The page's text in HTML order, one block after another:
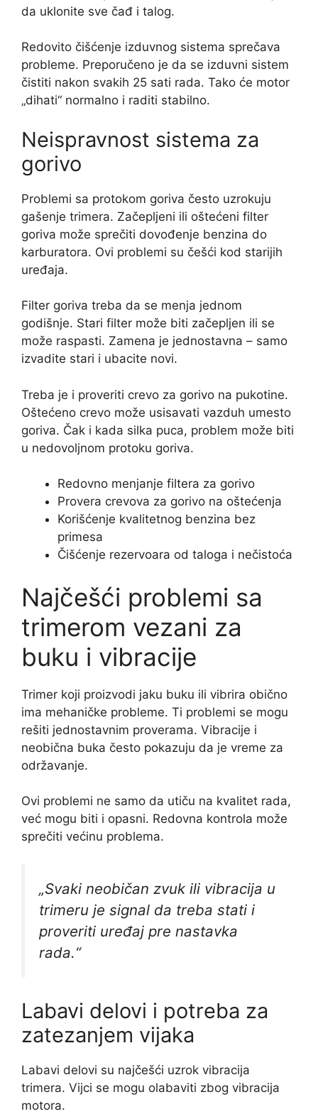
da uklonite sve čađ i talog.
Redovito čišćenje izduvnog sistema sprečava
probleme. Preporučeno je da se izduvni sistem
čistiti nakon svakih 25 sati rada. Tako će motor
„dihati“ normalno i raditi stabilno.
Neispravnost sistema za
gorivo
Problemi sa protokom goriva često uzrokuju
gašenje trimera. Začepljeni ili oštećeni filter
goriva može sprečiti dovođenje benzina do
karburatora. Ovi problemi su češći kod starijih
uređaja.
Filter goriva treba da se menja jednom
godišnje. Stari filter može biti začepljen ili se
može raspasti. Zamena je jednostavna – samo
izvadite stari i ubacite novi.
Treba je i proveriti crevo za gorivo na pukotine.
Oštećeno crevo može usisavati vazduh umesto
goriva. Čak i kada silka puca, problem može biti
u nedovoljnom protoku goriva.
Redovno menjanje filtera za gorivo
Provera crevova za gorivo na oštećenja
Korišćenje kvalitetnog benzina bez
primesa
Čišćenje rezervoara od taloga i nečistoća
Najčešći problemi sa
trimerom vezani za
buku i vibracije
Trimer koji proizvodi jaku buku ili vibrira obično
ima mehaničke probleme. Ti problemi se mogu
rešiti jednostavnim proverama. Vibracije i
neobična buka često pokazuju da je vreme za
održavanje.
Ovi problemi ne samo da utiču na kvalitet rada,
već mogu biti i opasni. Redovna kontrola može
sprečiti većinu problema.
„Svaki neobičan zvuk ili vibracija u
trimeru je signal da treba stati i
proveriti uređaj pre nastavka
rada.“
Labavi delovi i potreba za
zatezanjem vijaka
Labavi delovi su najčešći uzrok vibracija
trimera. Vijci se mogu olabaviti zbog vibracija
motora.